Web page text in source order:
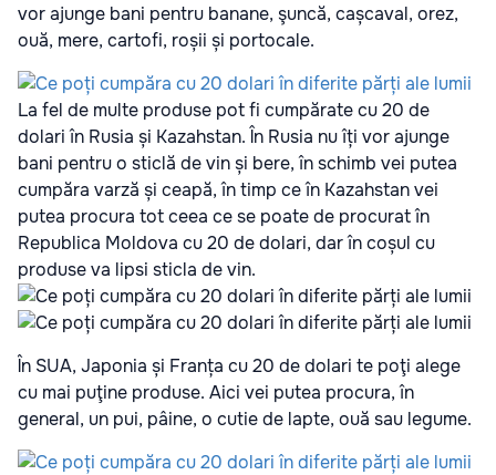
vor ajunge bani pentru banane, şuncă, cașcaval, orez,
ouă, mere, cartofi, roșii și portocale.
La fel de multe produse pot fi cumpărate cu 20 de
dolari în Rusia și Kazahstan. În Rusia nu îți vor ajunge
bani pentru o sticlă de vin și bere, în schimb vei putea
cumpăra varză și ceapă, în timp ce în Kazahstan vei
putea procura tot ceea ce se poate de procurat în
Republica Moldova cu 20 de dolari, dar în coșul cu
produse va lipsi sticla de vin.
În SUA, Japonia și Franța cu 20 de dolari te poţi alege
cu mai puţine produse. Aici vei putea procura, în
general, un pui, pâine, o cutie de lapte, ouă sau legume.